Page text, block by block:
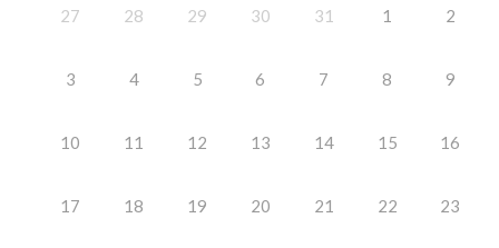
27 28 29 30 31 1 2
3 4 5 6 7 8 9
10 11 12 13 14 15 16
17 18 19 20 21 22 23